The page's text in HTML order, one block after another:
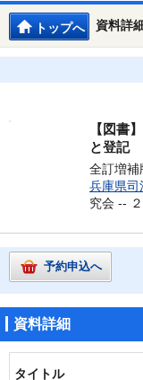
資料詳細
トップへ
【図書】
と登記
全訂増補
兵庫県司
究会 --
予約申込へ
資料詳細
タイトル